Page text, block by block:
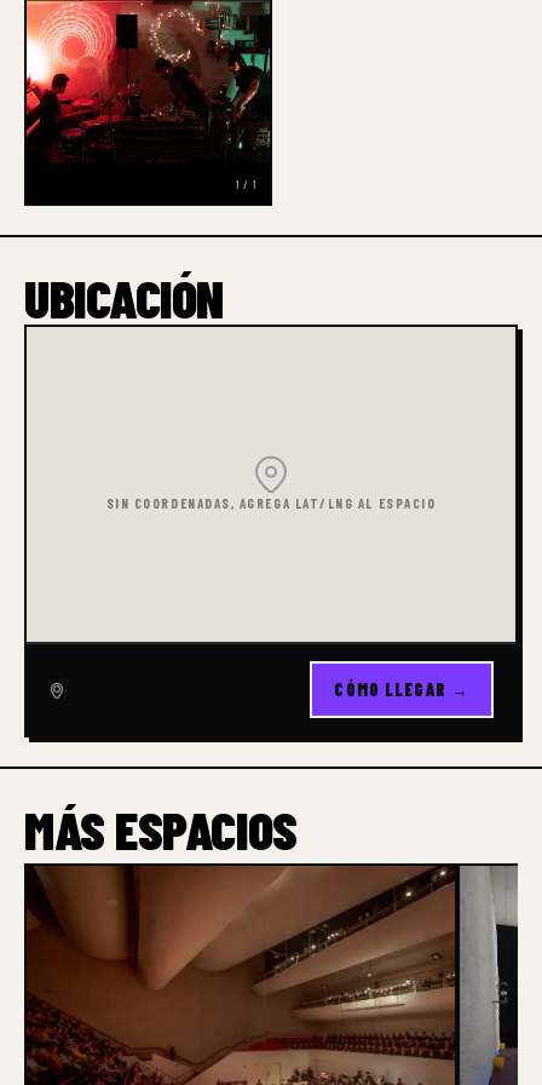
1 / 1
UBICACIÓN
SIN COORDENADAS, AGREGA LAT/LNG AL ESPACIO
CÓMO LLEGAR →
MÁS ESPACIOS